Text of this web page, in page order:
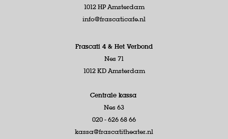
1012 HP Amsterdam
info@frascaticafe.nl
Frascati 4 & Het Verbond
Nes 71
1012 KD Amsterdam
Centrale kassa
Nes 63
020 - 626 68 66
kassa@frascatitheater.nl